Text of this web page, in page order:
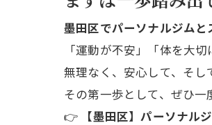
墨田区でパーソナルジム
「運動が不安」「体を大
無理なく、安心して、そし
その第一歩として、ぜひ一
👉
【墨田区】パーソナル